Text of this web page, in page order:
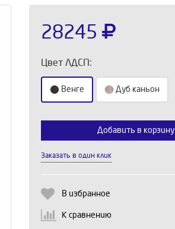
28245
Цвет ЛДСП:
Венге Дуб каньон
Добавить в корзину
Заказать в один клик
В избранное
К сравнению